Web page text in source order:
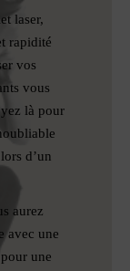
laser,
rapidité
vos
vous
là pour
d’un
aurez
avec une
une